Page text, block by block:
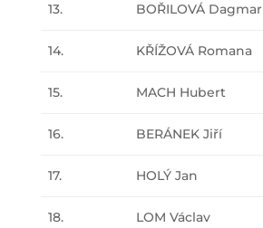
13. BOŘILOVÁ Dagmar
14. KŘÍŽOVÁ Romana
15. MACH Hubert
16. BERÁNEK Jiří
17. HOLÝ Jan
18. LOM Václav